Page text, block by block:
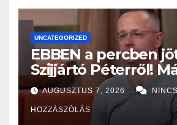
UNCATEGORIZED
EBBEN a percben
Szijjártó Péterről!
Budapesti Rendőr-
főkapitányságon az
miután…
AUGUSZTUS 7, 2026
HOZZÁSZÓLÁS